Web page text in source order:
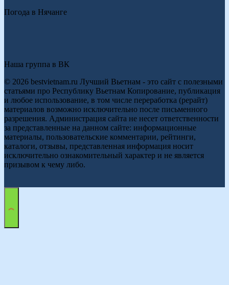
Погода в Нячанге
Наша группа в ВК
© 2026 bestvietnam.ru Лучший Вьетнам - это сайт с полезными
статьями про Республику Вьетнам Копирование, публикация
и любое использование, в том числе переработка (рерайт)
материалов возможно исключительно после письменного
разрешения. Администрация сайта не несет ответственности
за представленные на данном сайте: информационные
материалы, пользовательские комментарии, рейтинги,
каталоги, отзывы, представленная информация носит
исключительно ознакомительный характер и не является
призывом к чему либо.